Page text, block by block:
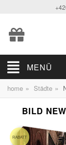
MENÜ
home » Städte »
BILD
RABATT